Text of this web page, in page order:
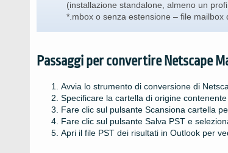
(installazione standalone, almeno un
*.mbox o senza estensione – file mailbox
Passaggi per convertire Netscape
Avvia lo strumento di conversione di
Specificare la cartella di origine
Fare clic sul pulsante Scansiona cartella
Fare clic sul pulsante Salva PST e
Apri il file PST dei risultati in Outlook per